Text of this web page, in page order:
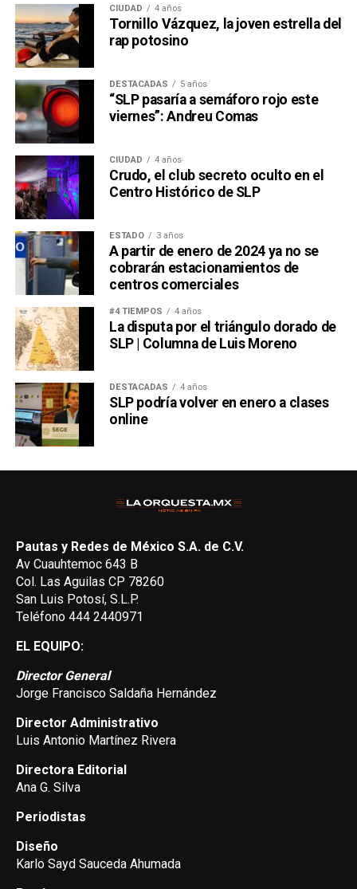
CIUDAD 4 años
Tornillo Vázquez, la joven estrella del
rap potosino
DESTACADAS 5 años
“SLP pasaría a semáforo rojo este
viernes”: Andreu Comas
CIUDAD 4 años
Crudo, el club secreto oculto en el
Centro Histórico de SLP
ESTADO 3 años
A partir de enero de 2024 ya no se
cobrarán estacionamientos de
centros comerciales
#4 TIEMPOS 4 años
La disputa por el triángulo dorado de
SLP | Columna de Luis Moreno
DESTACADAS 4 años
SLP podría volver en enero a clases
online
Pautas y Redes de México S.A. de C.V.
Av Cuauhtemoc 643 B
Col. Las Aguilas CP 78260
San Luis Potosí, S.L.P.
Teléfono 444 2440971
EL EQUIPO:
Director General
Jorge Francisco Saldaña Hernández
Director Administrativo
Luis Antonio Martínez Rivera
Directora Editorial
Ana G. Silva
Periodistas
Diseño
Karlo Sayd Sauceda Ahumada